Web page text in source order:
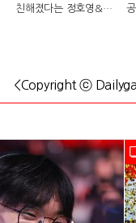
친해졌다는 정호영&샘
<Copyright ⓒ